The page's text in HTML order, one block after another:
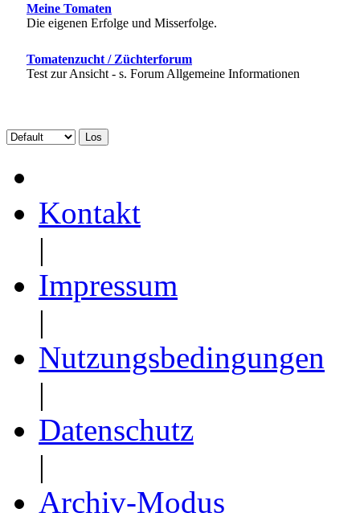
Meine Tomaten
Die eigenen Erfolge und Misserfolge.
Tomatenzucht / Züchterforum
Test zur Ansicht - s. Forum Allgemeine Informationen
Kontakt
|
Impressum
|
Nutzungsbedingungen
|
Datenschutz
|
Archiv-Modus